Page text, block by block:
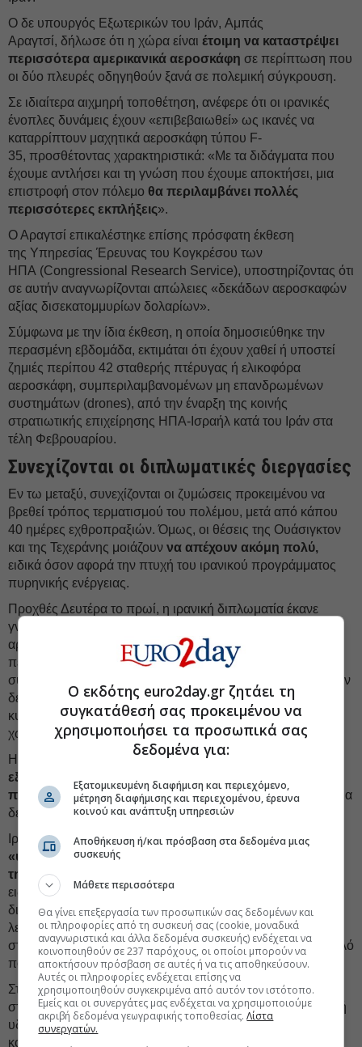
Ο δε υπουργός Εξωτερικών του Ιράν, Αμπάς
Αραγτσί, δήλωσε ότι η χώρα είναι έτοιμη να καταστρέψει
περισσότερα αμερικανικά αεροσκάφη σε περίπτωση που
οι δύο πλευρές οδηγηθούν ξανά σε πολεμική σύγκρουση.
Σε ιδιαίτερα αιχμηρή τοποθέτηση, ανέφερε ότι οι ιρανικές
ένοπλες δυνάμεις έχουν «επιβεβαιωθεί» ως ικανές να
καταρρίπτουν μαχητικά αεροσκάφη τύπου F-
35, προσθέτοντας χαρακτηριστικά: «Με τα διδάγματα που
έχουμε αντλήσει και τη γνώση που έχουμε αποκτήσει, μια
επιστροφή στον πόλεμο θα περιλαμβάνει πολλές
περισσότερες εκπλήξεις».
Ο Αραγτσί επικαλέστηκε επίσης πρόσφατη έκθεση
της Υπηρεσίας Έρευνας του Κογκρέσου των
ΗΠΑ (Congressional Research Service), υποστηρίζοντας ότι
σε αυτήν αναγνωρίζονται απώλειες «δεκάδων αεροσκαφών
αξίας δισεκατομμυρίων δολαρίων».
Σύμφωνα με την ίδια έκθεση, η οποία δημοσιεύθηκε την
περασμένη εβδομάδα, εκτιμάται ότι έχουν χαθεί ή υποστεί
ζημιές περίπου 42 σταθερής πτέρυγας ή ελικοφόρα
αεροσκάφη, συμπεριλαμβανομένων μη επανδρωμένων
συστημάτων (drones), από την έναρξη της κοινής
στρατιωτικής επιχείρησης ΗΠΑ-Ισραήλ κατά του Ιράν στα
τέλη Φεβρουαρίου.
Συνεχίζονται οι διπλωματικές διεργασίες
Εν τω μεταξύ, συνεχίζονται οι ζυμώσεις προκειμένου να
βρεθεί τρόπος τερματισμού του πολέμου, μετά από κάπου
40 ημέρες εχθροπραξιών. Όμως, οι θέσεις της Ουάσιγκτον
και της Τεχεράνης μοιάζουν να απέχουν ακόμη πολύ,
ειδικά όσον αφορά την πτυχή του ιρανικού προγράμματος
πυρηνικής ενέργειας.
Προχθές Δευτέρα το πρωί, η ιρανική διπλωματία έκανε
γνωστό ότι
αρθεί το αδιέξοδο, χωρίς καμιά διευκρίνιση για το
περιεχόμενό της. Επανέλαβε ιρανικές απαιτήσεις,
συμπεριλαμβανομένων της αποδέσμευσης ιρανικών πόρων
δεσμευμένων στο εξωτερικό και της άρσης των διεθνών
κυρώσεων που προκαλούν ασφυξία στην οικονομία της
χώρας.
Η αμερικανική κυβέρνηση λέει πως έχει σκοπό να
εξασφαλίσει ότι το Ιράν δεν θα αποκτήσει ποτέ
πυρηνικό οπλοστάσιο-παρ' ότι η άλλη πλευρά αρνείται για
δεκαετίες πως τρέφει τέτοια φιλοδοξία.
Ιρανικά μέσα ενημέρωσηςεπικρίνουν τους
«υπερβολικούς» όρους της τελευταίας «προσφοράς»
της Ουάσιγκτον.
ειδήσεων FARS, η Ουάσιγκτον απαιτεί ιδίως το Ιράν να μη
διατηρήσει παρά μόνο μια πυρηνική εγκατάσταση σε
λειτουργία και να δεχτεί να παραδοθεί και να μεταφερθεί
στις ΗΠΑ το απόθεμα ουρανίου εμπλουτισμένου κατά υψηλό
ποσοστό που διαθέτει.
Στον Κόλπο, η Τεχεράνη διατηρεί πάντα τον έλεγχο του
στενού του Ορμούζ, στρατηγικής σημασίας για την εξαγωγή
υδρογονανθράκων από τη Μέση Ανατολή στον υπόλοιπο
κόσμο, προκαλώντας έντονες οικονομικές αναταράξεις
Ο εκδότης euro2day.gr ζητάει τη
συγκατάθεσή σας προκειμένου να
χρησιμοποιήσει τα προσωπικά σας
δεδομένα για:
Εξατομικευμένη διαφήμιση και περιεχόμενο,
μέτρηση διαφήμισης και περιεχομένου, έρευνα
κοινού και ανάπτυξη υπηρεσιών
Αποθήκευση ή/και πρόσβαση στα δεδομένα μιας
συσκευής
Μάθετε περισσότερα
Θα γίνει επεξεργασία των προσωπικών σας δεδομένων και
οι πληροφορίες από τη συσκευή σας (cookie, μοναδικά
αναγνωριστικά και άλλα δεδομένα συσκευής) ενδέχεται να
κοινοποιηθούν σε 237 παρόχους, οι οποίοι μπορούν να
αποκτήσουν πρόσβαση σε αυτές ή να τις αποθηκεύσουν.
Αυτές οι πληροφορίες ενδέχεται επίσης να
χρησιμοποιηθούν συγκεκριμένα από αυτόν τον ιστότοπο.
Εμείς και οι συνεργάτες μας ενδέχεται να χρησιμοποιούμε
ακριβή δεδομένα γεωγραφικής τοποθεσίας.Λίστα
συνεργατών.